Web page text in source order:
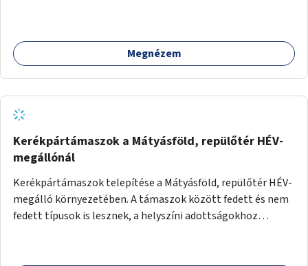
Megnézem
Kerékpártámaszok a Mátyásföld, repülőtér HÉV-
megállónál
Kerékpártámaszok telepítése a Mátyásföld, repülőtér HÉV-
megálló környezetében. A támaszok között fedett és nem
fedett típusok is lesznek, a helyszíni adottságokhoz